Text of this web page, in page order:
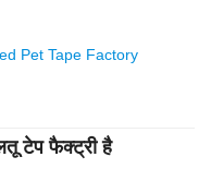
टेप फैक्ट्री है